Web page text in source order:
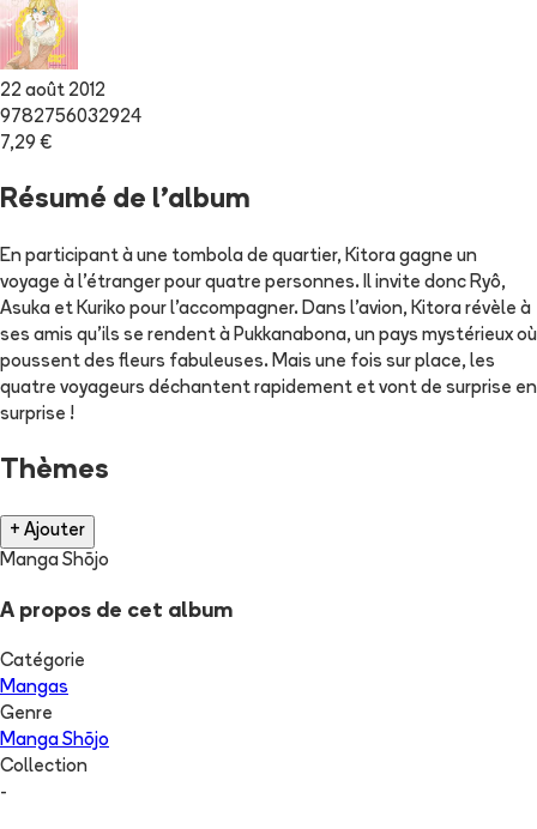
22 août 2012
9782756032924
7,29 €
Résumé de l'album
En participant à une tombola de quartier, Kitora gagne un
voyage à l'étranger pour quatre personnes. Il invite donc Ryô,
Asuka et Kuriko pour l'accompagner. Dans l'avion, Kitora révèle à
ses amis qu'ils se rendent à Pukkanabona, un pays mystérieux où
poussent des fleurs fabuleuses. Mais une fois sur place, les
quatre voyageurs déchantent rapidement et vont de surprise en
surprise !
Thèmes
+ Ajouter
Manga Shōjo
A propos de cet album
Catégorie
Mangas
Genre
Manga Shōjo
Collection
-